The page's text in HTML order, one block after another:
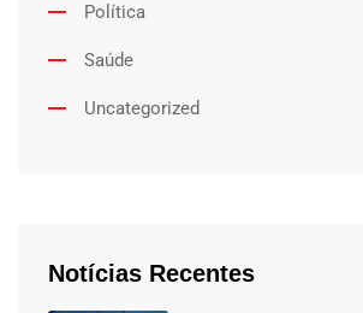
Política
Saúde
Uncategorized
Notícias Recentes